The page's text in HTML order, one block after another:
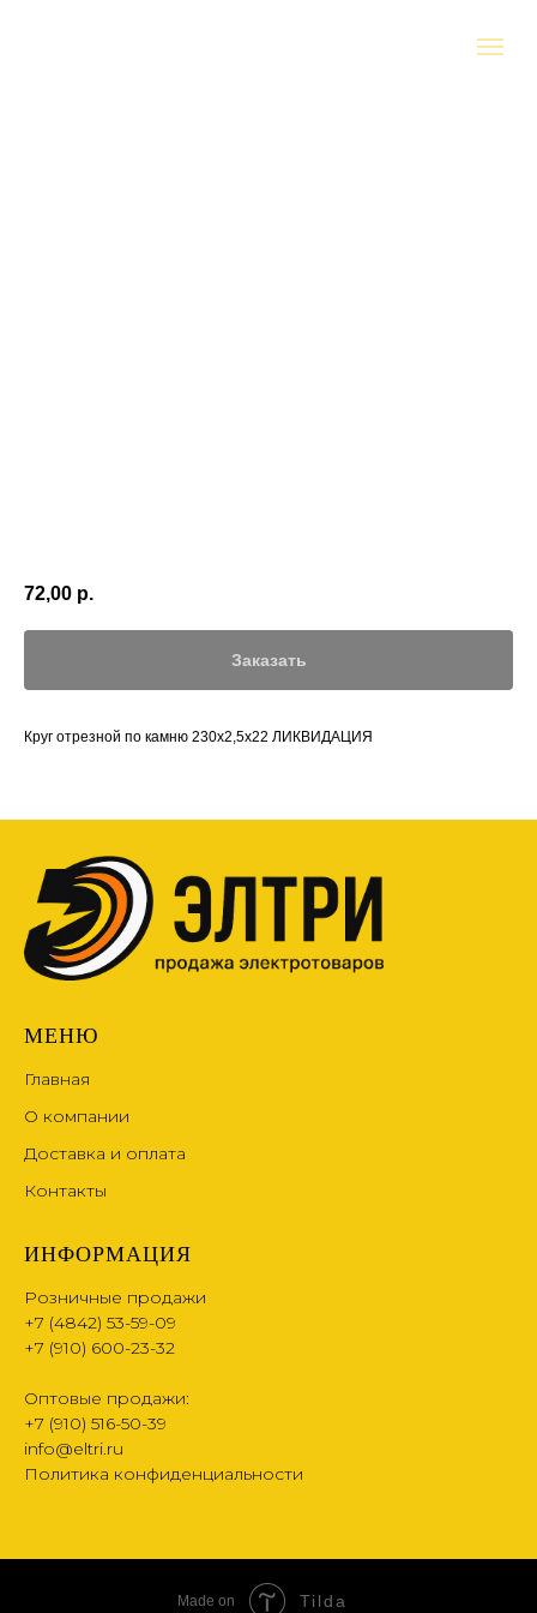
72,00 р.
Заказать
Круг отрезной по камню 230х2,5х22 ЛИКВИДАЦИЯ
МЕНЮ
Главная
О компании
Доставка и оплата
Контакты
ИНФОРМАЦИЯ
Розничные продажи
+7 (4842) 53-59-09
+7 (910) 600-23-32
Оптовые продажи:
+7 (910) 516-50-39
info@eltri.ru
Политика конфиденциальности
Made on Tilda